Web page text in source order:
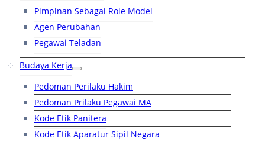
Pimpinan Sebagai Role Model
Agen Perubahan
Pegawai Teladan
Budaya Kerja
Pedoman Perilaku Hakim
Pedoman Prilaku Pegawai MA
Kode Etik Panitera
Kode Etik Aparatur Sipil Negara